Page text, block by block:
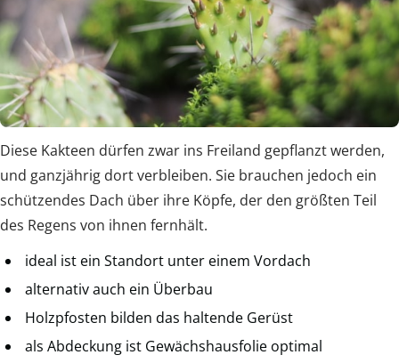
Diese Kakteen dürfen zwar ins Freiland gepflanzt werden,
und ganzjährig dort verbleiben. Sie brauchen jedoch ein
schützendes Dach über ihre Köpfe, der den größten Teil
des Regens von ihnen fernhält.
ideal ist ein Standort unter einem Vordach
alternativ auch ein Überbau
Holzpfosten bilden das haltende Gerüst
als Abdeckung ist Gewächshausfolie optimal